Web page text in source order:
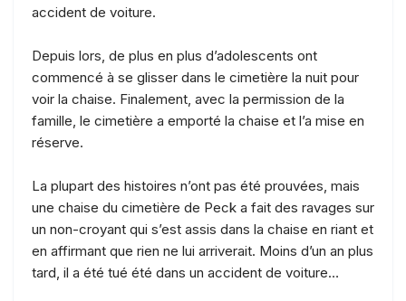
accident de voiture.
Depuis lors, de plus en plus d’adolescents ont
commencé à se glisser dans le cimetière la nuit pour
voir la chaise. Finalement, avec la permission de la
famille, le cimetière a emporté la chaise et l’a mise en
réserve.
La plupart des histoires n’ont pas été prouvées, mais
une chaise du cimetière de Peck a fait des ravages sur
un non-croyant qui s’est assis dans la chaise en riant et
en affirmant que rien ne lui arriverait. Moins d’un an plus
tard, il a été tué été dans un accident de voiture…